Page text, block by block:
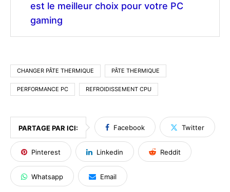
est le meilleur choix pour votre PC
gaming
CHANGER PÂTE THERMIQUE PÂTE THERMIQUE
PERFORMANCE PC REFROIDISSEMENT CPU
PARTAGE PAR ICI: Facebook Twitter
Pinterest Linkedin Reddit
Whatsapp Email